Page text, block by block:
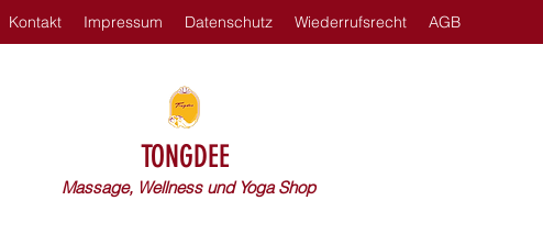
Kontakt Impressum Datenschutz Wiederrufsrecht AGB
TONGDEE
Massage, Wellness und Yoga Shop